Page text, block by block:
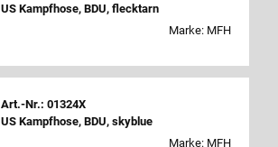
US Kampfhose, BDU, flecktarn
Marke: MFH
Art.-Nr.: 01324X
US Kampfhose, BDU, skyblue
Marke: MFH